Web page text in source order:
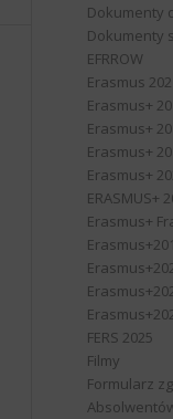
Dokumenty
Dokumenty
EFRROW
Erasmus
Erasmus+
Erasmus+
Erasmus+
Erasmus+
ERASMUS+
Erasmus+
FERS 2025
Filmy
Formularz